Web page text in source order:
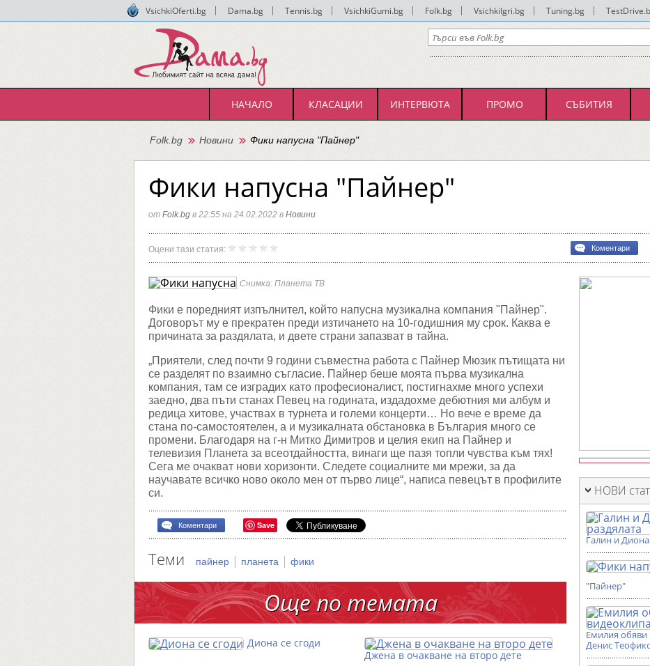
VsichkiOferti.bg Dama.bg Tennis.bg VsichkiGumi.bg Folk.bg VsichkiIgri.bg Tuning.bg
НАЧАЛО КЛАСАЦИИ ИНТЕРВЮТА ПРОМО СЪБИТИЯ
Folk.bg Новини Фики напусна "Пайнер"
Фики напусна "Пайнер"
от Folk.bg в 22:55 на 24.02.2022 в Новини
Оцени тази статия:
"Пайнер"
Коментари
Снимка: Планета ТВ
Фики е поредният изпълнител, който напусна музикална компания "Пайнер".
Договорът му е прекратен преди изтичането на 10-годишния му срок. Каква е
причината за раздялата, и двете страни запазват в тайна.
„Приятели, след почти 9 години съвместна работа с Пайнер Мюзик пътищата ни
се разделят по взаимно съгласие. Пайнер беше моята първа музикална
компания, там се изградих като професионалист, постигнахме много успехи
заедно, два пъти станах Певец на годината, издадохме дебютния ми албум и
редица хитове, участвах в турнета и големи концерти… Но вече е време да
стана по-самостоятелен, а и музикалната обстановка в България много се
промени. Благодаря на г-н Митко Димитров и целия екип на Пайнер и
телевизия Планета за всеотдайността, винаги ще пазя топли чувства към тях!
Сега ме очакват нови хоризонти. Следете социалните ми мрежи, за да
научавате всичко ново около мен от първо лице“, написа певецът в профилите
си.
Коментари Save
Теми пайнер | планета | фики
Още по темата
Диона се сгоди
Джена в очакване на второ дете
НОВИ
Галин и Диона
"Пайнер"
Емилия обяви
Денис